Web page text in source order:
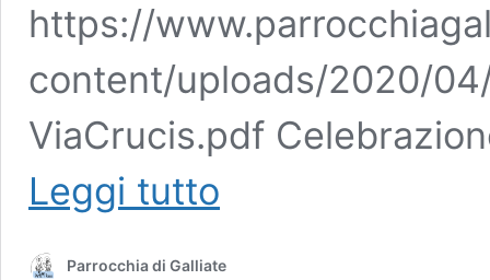
https://
content/uploads/2020/
ViaCrucis.pdf
Leggi tutto
del
Parrocchia di Galliate